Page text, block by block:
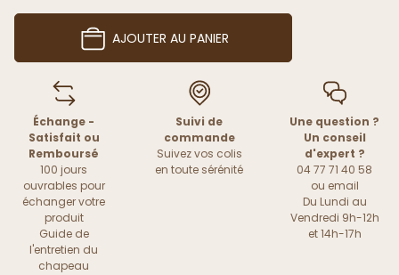
AJOUTER AU PANIER
Échange -
Satisfait ou
Remboursé
100 jours
ouvrables pour
échanger votre
produit
Guide de
l'entretien du
chapeau
Suivi de
commande
Suivez vos colis
en toute sérénité
Une question ?
Un conseil
d'expert ?
04 77 71 40 58
ou email
Du Lundi au
Vendredi 9h-12h
et 14h-17h